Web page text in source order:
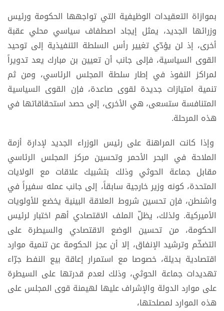
بموازاة التعقيدات الوظيفية التي تواجهها الحكومة ورئيس
وزرائها الجديد، يمثل إيجاد اصطفاف سياسي محلي عقبة
أخرى، إذ لن يؤدّي تغيير رأس السلطة التنفيذية إلى توحيد
القوى السياسية، فإلى جانب أن تعيين بن مبارك يعد تدويراً
لمراكز النفوذ في إطار سلطة المجلس الرئاسي، ومن ثم
تنمية امتيازات جديدة لقوى صاعدة، فإن القوى السياسية
المتنافسة ستسعى، هي الأخرى، إلى حصد استحقاقاتها في
هذه المرحلة.
وإذا كانت المراهنة على رئيس الوزراء الجديد لإدارة أزمة
الملاحة في البحر الأحمر وتحسين مركز المجلس الرئاسي
مقابل جماعة الحوثي وذلك بتشبيك علاقات مع الولايات
المتحدة، كونه وزير خارجية سابقاً، إلى جانب عمله سفيراً في
واشنطن، فإن تحسين شروط العلاقة البينية يخضع للأولويات
الأميركية. ولذلك، يظلّ الملف الاقتصادي أهم اختبار لرئيس
الحكومة، من تحسين الوضع الاقتصادي والسيطرة على
التضخّم وترشيد الإنفاق، إلا أن عجز الحكومة عن تنمية موارد
اقتصادية بديلة، خصوصا مع استمرار إعاقة بيع النفط جرّاء
تهديدات جماعة الحوثي، وذلك لعدم قدرتها على السيطرة
على موارد الدولة والإشراف عليها لهيمنة قوى المجلس على
هذه الموارد لمصلحتها،